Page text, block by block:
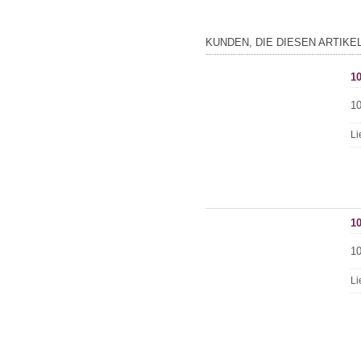
KUNDEN, DIE DIESEN